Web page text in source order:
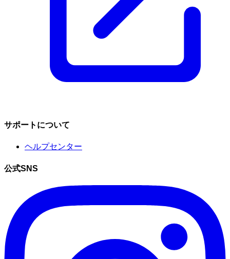
サポートについて
ヘルプセンター
公式SNS